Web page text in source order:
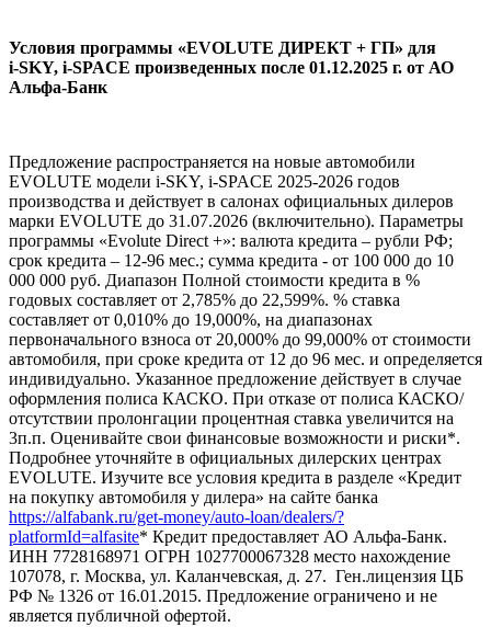
Условия программы «EVOLUTE ДИРЕКТ + ГП» для
i‑SKY, i‑SPACE произведенных после 01.12.2025 г. от АО
Альфа-Банк
Предложение распространяется на новые автомобили
EVOLUTE модели i-SKY, i-SPACE 2025-2026 годов
производства и действует в салонах официальных дилеров
марки EVOLUTE до 31.07.2026 (включительно). Параметры
программы «Evolute Direct +»: валюта кредита – рубли РФ;
срок кредита – 12-96 мес.; сумма кредита - от 100 000 до 10
000 000 руб. Диапазон Полной стоимости кредита в %
годовых составляет от 2,785% до 22,599%. % ставка
составляет от 0,010% до 19,000%, на диапазонах
первоначального взноса от 20,000% до 99,000% от стоимости
автомобиля, при сроке кредита от 12 до 96 мес. и определяется
индивидуально. Указанное предложение действует в случае
оформления полиса КАСКО. При отказе от полиса КАСКО/
отсутствии пролонгации процентная ставка увеличится на
3п.п. Оценивайте свои финансовые возможности и риски*.
Подробнее уточняйте в официальных дилерских центрах
EVOLUTE. Изучите все условия кредита в разделе «Кредит
на покупку автомобиля у дилера» на сайте банка
https://alfabank.ru/get-money/auto-loan/dealers/?
platformId=alfasite* Кредит предоставляет АО Альфа-Банк.
ИНН 7728168971 ОГРН 1027700067328 место нахождение
107078, г. Москва, ул. Каланчевская, д. 27. Ген.лицензия ЦБ
РФ № 1326 от 16.01.2015. Предложение ограничено и не
является публичной офертой.